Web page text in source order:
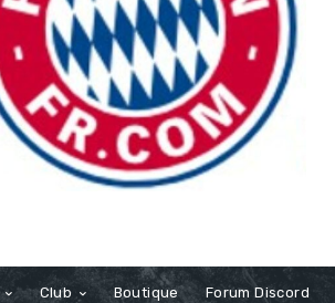
Club Boutique Forum Discord